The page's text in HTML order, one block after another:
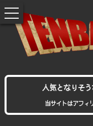
人気となりそ
当サイトはアフィ
toggle
navigation